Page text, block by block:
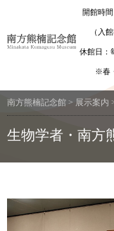
content
開館時
（入
休館日
※春
南方熊楠記念館 > 展示案内
生物学者・南方